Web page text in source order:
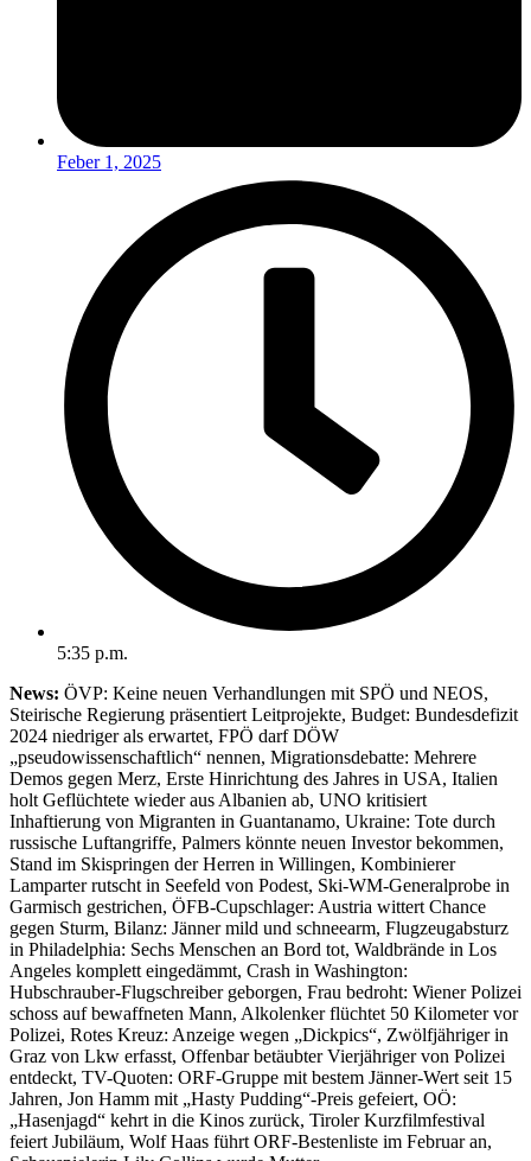
Feber 1, 2025
5:35 p.m.
News: ÖVP: Keine neuen Verhandlungen mit SPÖ und NEOS,
Steirische Regierung präsentiert Leitprojekte, Budget: Bundesdefizit
2024 niedriger als erwartet, FPÖ darf DÖW
„pseudowissenschaftlich“ nennen, Migrationsdebatte: Mehrere
Demos gegen Merz, Erste Hinrichtung des Jahres in USA, Italien
holt Geflüchtete wieder aus Albanien ab, UNO kritisiert
Inhaftierung von Migranten in Guantanamo, Ukraine: Tote durch
russische Luftangriffe, Palmers könnte neuen Investor bekommen,
Stand im Skispringen der Herren in Willingen, Kombinierer
Lamparter rutscht in Seefeld von Podest, Ski-WM-Generalprobe in
Garmisch gestrichen, ÖFB-Cupschlager: Austria wittert Chance
gegen Sturm, Bilanz: Jänner mild und schneearm, Flugzeugabsturz
in Philadelphia: Sechs Menschen an Bord tot, Waldbrände in Los
Angeles komplett eingedämmt, Crash in Washington:
Hubschrauber-Flugschreiber geborgen, Frau bedroht: Wiener Polizei
schoss auf bewaffneten Mann, Alkolenker flüchtet 50 Kilometer vor
Polizei, Rotes Kreuz: Anzeige wegen „Dickpics“, Zwölfjähriger in
Graz von Lkw erfasst, Offenbar betäubter Vierjähriger von Polizei
entdeckt, TV-Quoten: ORF-Gruppe mit bestem Jänner-Wert seit 15
Jahren, Jon Hamm mit „Hasty Pudding“-Preis gefeiert, OÖ:
„Hasenjagd“ kehrt in die Kinos zurück, Tiroler Kurzfilmfestival
feiert Jubiläum, Wolf Haas führt ORF-Bestenliste im Februar an,